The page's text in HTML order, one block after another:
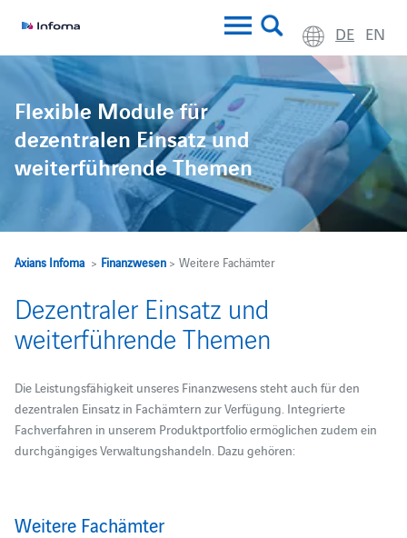
DE EN
Flexible Module für
dezentralen Einsatz und
weiterführende Themen
Axians Infoma> Finanzwesen> Weitere Fachämter
Dezentraler Einsatz und
weiterführende Themen
Die Leistungsfähigkeit unseres Finanzwesens steht auch für den
dezentralen Einsatz in Fachämtern zur Verfügung. Integrierte
Fachverfahren in unserem Produktportfolio ermöglichen zudem ein
durchgängiges Verwaltungshandeln. Dazu gehören:
Weitere Fachämter